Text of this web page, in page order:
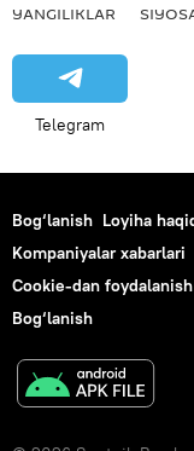
YANGILIKLAR
Telegram
Bog‘lanish Loyiha
Kompaniyalar xabarlari
Cookie-dan
Bog‘lanish